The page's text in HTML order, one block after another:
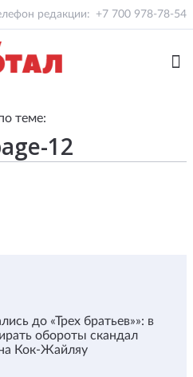
редакции: +7 700 978-78-54
теме:
до «Трех братьев»»: в
обороты скандал
на Кок-Жайляу